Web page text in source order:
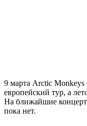
9 марта Arctic Monkeys
европейский тур, а
На ближайшие
пока нет.